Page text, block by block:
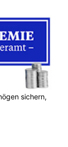
sichern,